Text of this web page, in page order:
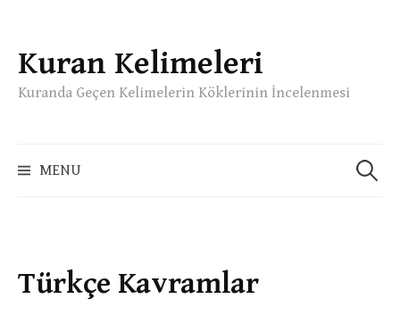
Skip
Kuran Kelimeleri
Kuranda Geçen Kelimelerin Köklerinin İncelenmesi
MENU
Türkçe Kavramlar